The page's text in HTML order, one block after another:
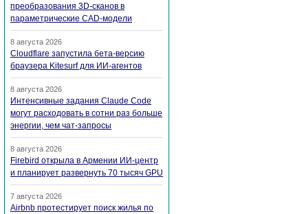
преобразования 3D-сканов в
параметрические CAD-модели
8 августа 2026
Cloudflare запустила бета-версию
браузера Kitesurf для ИИ-агентов
8 августа 2026
Интенсивные задания Claude Code
могут расходовать в сотни раз больше
энергии, чем чат-запросы
8 августа 2026
Firebird открыла в Армении ИИ-центр
и планирует развернуть 70 тысяч GPU
7 августа 2026
Airbnb протестирует поиск жилья по